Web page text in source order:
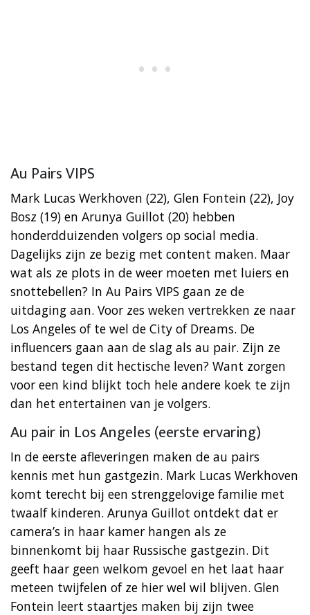
Au Pairs VIPS
Mark Lucas Werkhoven (22), Glen Fontein (22), Joy
Bosz (19) en Arunya Guillot (20) hebben
honderdduizenden volgers op social media.
Dagelijks zijn ze bezig met content maken. Maar
wat als ze plots in de weer moeten met luiers en
snottebellen? In Au Pairs VIPS gaan ze de
uitdaging aan. Voor zes weken vertrekken ze naar
Los Angeles of te wel de City of Dreams. De
influencers gaan aan de slag als au pair. Zijn ze
bestand tegen dit hectische leven? Want zorgen
voor een kind blijkt toch hele andere koek te zijn
dan het entertainen van je volgers.
Au pair in Los Angeles (eerste ervaring)
In de eerste afleveringen maken de au pairs
kennis met hun gastgezin. Mark Lucas Werkhoven
komt terecht bij een strenggelovige familie met
twaalf kinderen. Arunya Guillot ontdekt dat er
camera’s in haar kamer hangen als ze
binnenkomt bij haar Russische gastgezin. Dit
geeft haar geen welkom gevoel en het laat haar
meteen twijfelen of ze hier wel wil blijven. Glen
Fontein leert staartjes maken bij zijn twee